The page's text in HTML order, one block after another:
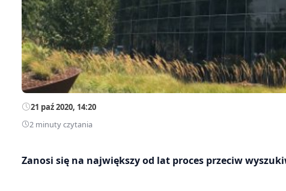
21 paź 2020, 14:20
2 minuty czytania
Zanosi się na największy od lat proces przeciw